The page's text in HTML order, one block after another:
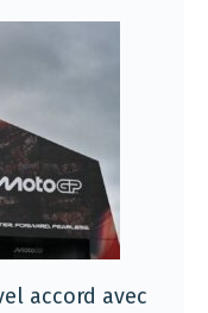
accord avec